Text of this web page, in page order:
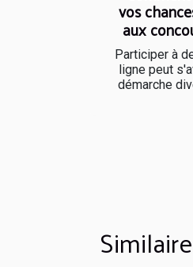
vos
aux
Participer à
ligne peut
démarche
Similaire